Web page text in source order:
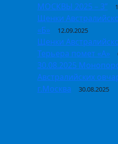
МОСКВЫ 2025 – 3”
Щенки
«Б»
12.09.2025
Щенки
Терьера помет «А»
30.08.2025
Австралийских
г.Москва
30.08.2025